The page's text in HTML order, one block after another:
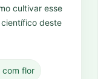
cultivar esse
deste
flor